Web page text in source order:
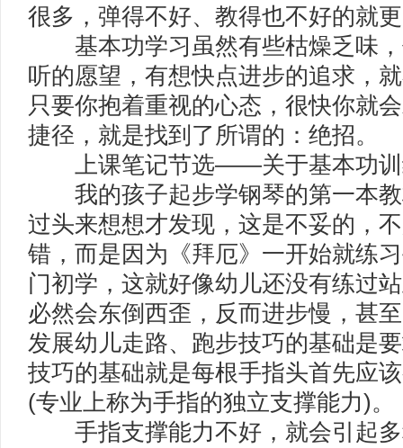
很多，弹得不好、教得也不好的就
基本功学习虽然有些枯燥乏味，
听的愿望，有想快点进步的追求，
只要你抱着重视的心态，很快你就
捷径，就是找到了所谓的：绝招。
上课笔记节选——关于基本功
我的孩子起步学钢琴的第一本教
过头来想想才发现，这是不妥的，
错，而是因为《拜厄》一开始就练
门初学，这就好像幼儿还没有练过
必然会东倒西歪，反而进步慢，甚
发展幼儿走路、跑步技巧的基础是
技巧的基础就是每根手指头首先应
(专业上称为手指的独立支撑能力)。
手指支撑能力不好，就会引起多